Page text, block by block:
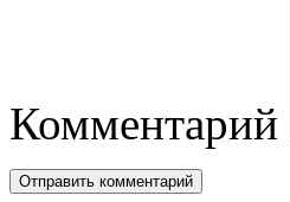
Комментарий